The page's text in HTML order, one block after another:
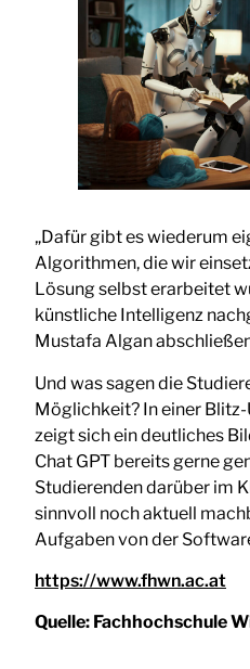
„Dafür gibt es wiederum
Algorithmen, die wir
Lösung selbst erarbeitet
künstliche Intelligenz
Mustafa Algan
Und was sagen die
Möglichkeit? In einer
zeigt sich ein deutliches
Chat GPT bereits gerne
Studierenden darüber im
sinnvoll noch aktuell
Aufgaben von der
https://www.fhwn.ac.at
Quelle: Fachhochschule